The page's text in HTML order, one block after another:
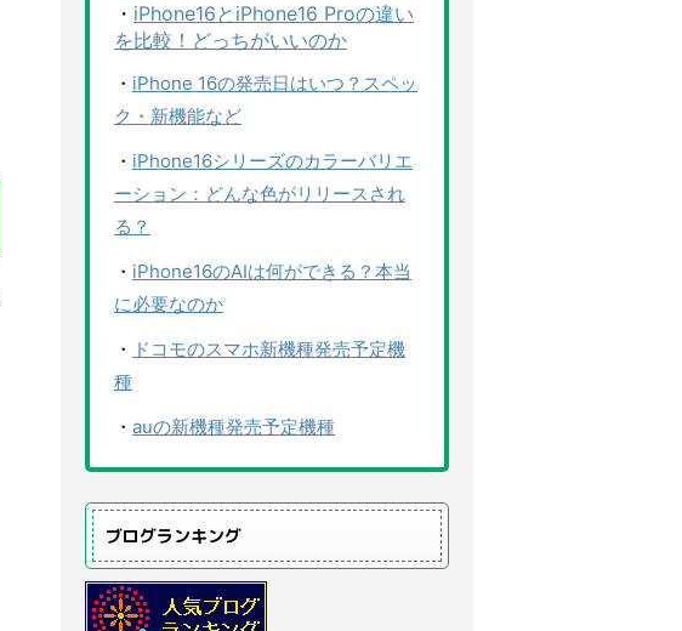
・ iPhone16とiPhone16 Proの違い
を比較！どっちがいいのか
・ iPhone 16の発売日はいつ？スペッ
ク・新機能など
・ iPhone16シリーズのカラーバリエ
ーション：どんな色がリリースされ
る？
・ iPhone16のAIは何ができる？本当
に必要なのか
・ ドコモのスマホ新機種発売予定機
種
・ auの新機種発売予定機種
ブログランキング